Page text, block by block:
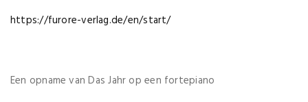
https://furore-verlag.de/en/start/
Een opname van Das Jahr op een fortepiano